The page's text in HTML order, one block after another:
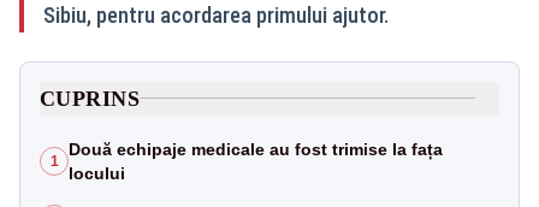
Sibiu, pentru acordarea primului ajutor.
CUPRINS
1
Două echipaje medicale au fost trimise la fața
locului